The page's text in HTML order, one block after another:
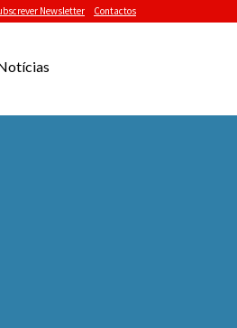
Newsletter Contactos